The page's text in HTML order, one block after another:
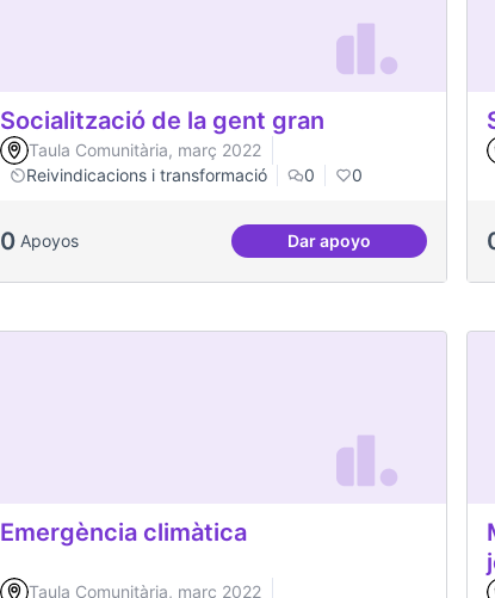
Socialització de la gent gran
Taula Comunitària, març 2022
Reivindicacions i transformació
0 0
0 Apoyos Dar apoyoSocialització de la
Emergència climàtica
Taula Comunitària, març 2022